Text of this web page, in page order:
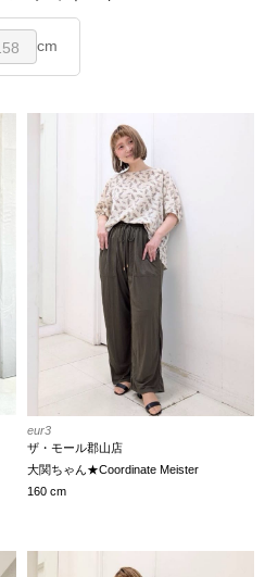
cm
eur3
ザ・モール郡山店
大関ちゃん★Coordinate Meister
160 cm